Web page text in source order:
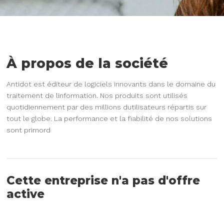
À propos de la société
Antidot est éditeur de logiciels innovants dans le domaine du
traitement de linformation. Nos produits sont utilisés
quotidiennement par des millions dutilisateurs répartis sur
tout le globe. La performance et la fiabilité de nos solutions
sont primord
Cette entreprise n'a pas d'offre
active